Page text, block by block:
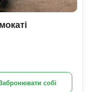
собі